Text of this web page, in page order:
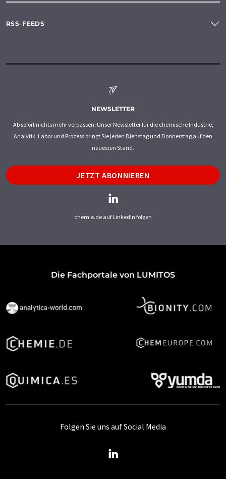
RSS-FEEDS
NEWSLETTER
Ab sofort nichts mehr verpassen: Unser Newsletter für die chemische Industrie,
Analytik, Labor und Prozess bringt Sie jeden Dienstag und Donnerstag auf den
neuesten Stand.
JETZT ABONNIEREN
chemie.de auf LinkedIn folgen
Die Fachportale von LUMITOS
Folgen Sie uns auf Social Media